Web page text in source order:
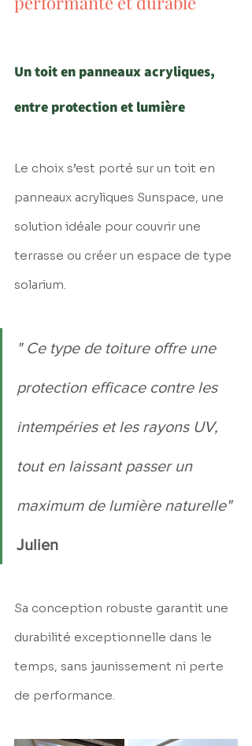
Un toit en panneaux acryliques,
entre protection et lumière
Le choix s’est porté sur un toit en
panneaux acryliques Sunspace, une
solution idéale pour couvrir une
terrasse ou créer un espace de type
solarium.
" Ce type de toiture offre une
protection efficace contre les
intempéries et les rayons UV,
tout en laissant passer un
maximum de lumière naturelle"
Julien
Sa conception robuste garantit une
durabilité exceptionnelle dans le
temps, sans jaunissement ni perte
de performance.